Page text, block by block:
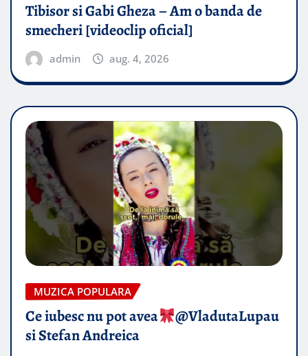
Tibisor si Gabi Gheza – Am o banda de
smecheri [videoclip oficial]
admin aug. 4, 2026
MUZICA POPULARA
Ce iubesc nu pot avea
​@VladutaLupau
si Stefan Andreica